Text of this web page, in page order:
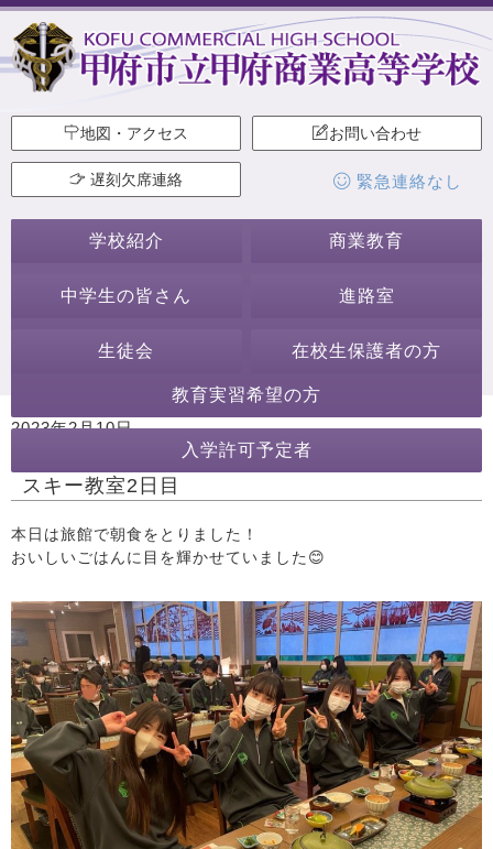
地図・アクセス お問い合わせ
遅刻欠席連絡 緊急連絡なし
学校紹介 商業教育
中学生の皆さん 進路室
生徒会 在校生保護者の方
教育実習希望の方
入学許可予定者
2023年2月10日
行事・活動 スキー教室
スキー教室2日目
本日は旅館で朝食をとりました！
おいしいごはんに目を輝かせていました😊